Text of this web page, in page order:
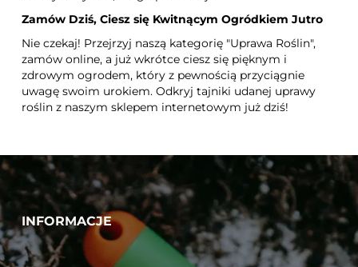
Zamów Dziś, Ciesz się Kwitnącym Ogródkiem Jutro
Nie czekaj! Przejrzyj naszą kategorię "Uprawa Roślin",
zamów online, a już wkrótce ciesz się pięknym i
zdrowym ogrodem, który z pewnością przyciągnie
uwagę swoim urokiem. Odkryj tajniki udanej uprawy
roślin z naszym sklepem internetowym już dziś!
INFORMACJE